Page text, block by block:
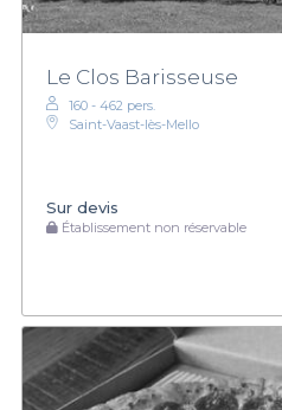
Le Clos Barisseuse
160 - 462 pers.
Saint-Vaast-lès-Mello
Sur devis
Établissement non réservable